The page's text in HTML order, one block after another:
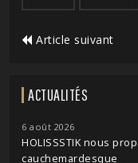
Article suivant
ACTUALITÉS
6 août 2026
HOLISSSTIK nous
cauchemardesque